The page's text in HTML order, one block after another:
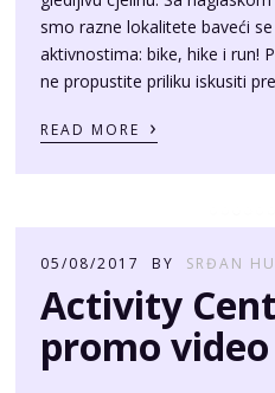
smo razne lokalitete baveći
aktivnostima: bike, hike i run!
ne propustite priliku iskusiti
READ MORE ›
05/08/2017 BY SRĐAN
Activity
promo video